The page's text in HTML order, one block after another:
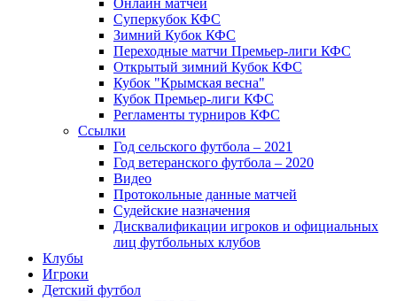
Онлайн матчей
Суперкубок КФС
Зимний Кубок КФС
Переходные матчи Премьер-лиги КФС
Открытый зимний Кубок КФС
Кубок "Крымская весна"
Кубок Премьер-лиги КФС
Регламенты турниров КФС
Ссылки
Год сельского футбола – 2021
Год ветеранского футбола – 2020
Видео
Протокольные данные матчей
Судейские назначения
Дисквалификации игроков и официальных
лиц футбольных клубов
Клубы
Игроки
Детский футбол